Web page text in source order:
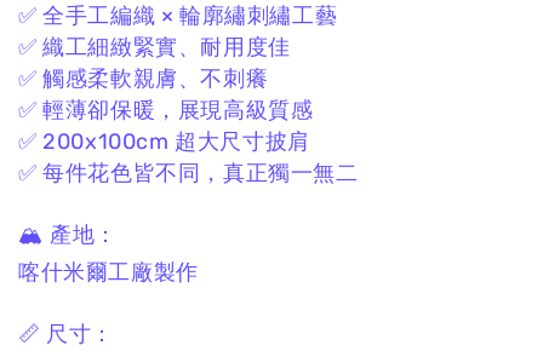
✅ 全手工編織 × 輪廓繡刺繡工藝
✅ 織工細緻緊實、耐用度佳
✅ 觸感柔軟親膚、不刺癢
✅ 輕薄卻保暖，展現高級質感
✅ 200x100cm 超大尺寸披肩
✅ 每件花色皆不同，真正獨一無二
🏔 產地：
喀什米爾工廠製作
📏 尺寸：